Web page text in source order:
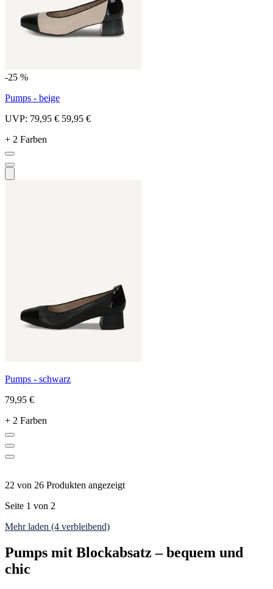
-25 %
Pumps - beige
UVP: 79,95 € 59,95 €
+ 2 Farben
Pumps - schwarz
79,95 €
+ 2 Farben
22 von 26 Produkten angezeigt
Seite 1 von 2
Mehr laden (4 verbleibend)
Pumps mit Blockabsatz – bequem und
chic